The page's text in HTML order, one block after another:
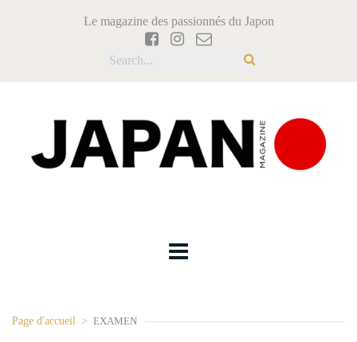
Le magazine des passionnés du Japon
Page d'accueil > EXAMEN